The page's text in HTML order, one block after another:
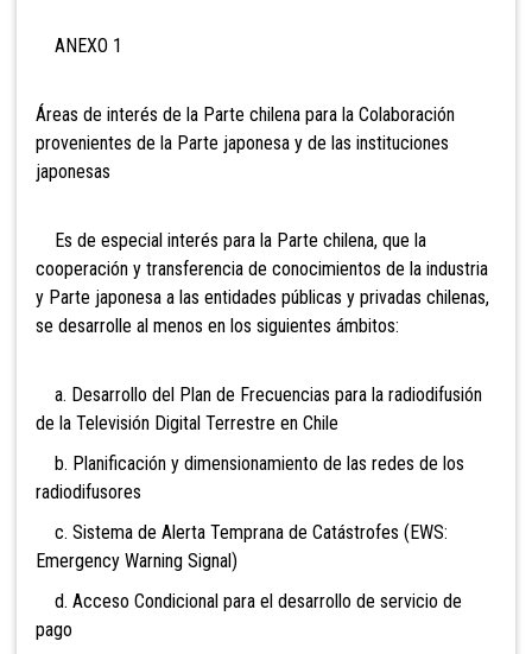
ANEXO 1
Áreas de interés de la Parte chilena para la Colaboración
provenientes de la Parte japonesa y de las instituciones
japonesas
Es de especial interés para la Parte chilena, que la
cooperación y transferencia de conocimientos de la industria
y Parte japonesa a las entidades públicas y privadas chilenas,
se desarrolle al menos en los siguientes ámbitos:
a. Desarrollo del Plan de Frecuencias para la radiodifusión
de la Televisión Digital Terrestre en Chile
b. Planificación y dimensionamiento de las redes de los
radiodifusores
c. Sistema de Alerta Temprana de Catástrofes (EWS:
Emergency Warning Signal)
d. Acceso Condicional para el desarrollo de servicio de
pago